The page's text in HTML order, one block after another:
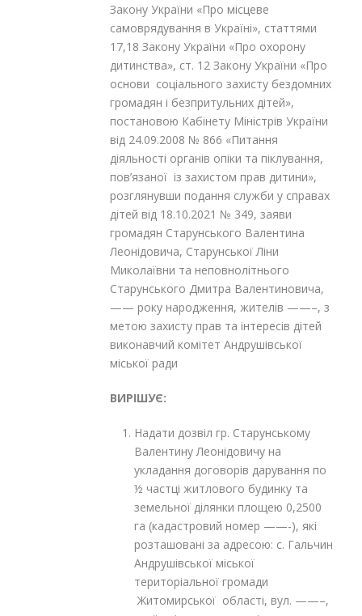
Закону України «Про місцеве
самоврядування в Україні», статтями
17,18 Закону України «Про охорону
дитинства», ст. 12 Закону України «Про
основи соціального захисту бездомних
громадян і безпритульних дітей»,
постановою Кабінету Міністрів України
від 24.09.2008 № 866 «Питання
діяльності органів опіки та піклування,
пов’язаної із захистом прав дитини»,
розглянувши подання служби у справах
дітей від 18.10.2021 № 349, заяви
громадян Старунського Валентина
Леонідовича, Старунської Ліни
Миколаївни та неповнолітнього
Старунського Дмитра Валентиновича,
—— року народження, жителів ——–, з
метою захисту прав та інтересів дітей
виконавчий комітет Андрушівської
міської ради
ВИРІШУЄ:
Надати дозвіл гр. Старунському
Валентину Леонідовичу на
укладання договорів дарування по
½ частці житлового будинку та
земельної ділянки площею 0,2500
га (кадастровий номер ——-), які
розташовані за адресою: с. Гальчин
Андрушівської міської
територіальної громади
Житомирської області, вул. ——–,